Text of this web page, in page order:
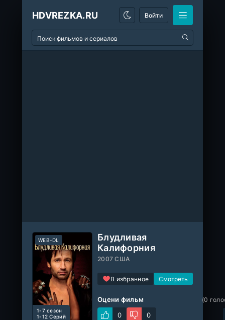
HDVREZKA.RU Войти
Блудливая
Калифорния
2007 США
В избранное
WEB-DL
1-7 cезон
1-12 Серий
Оцени фильм
0
0
(0